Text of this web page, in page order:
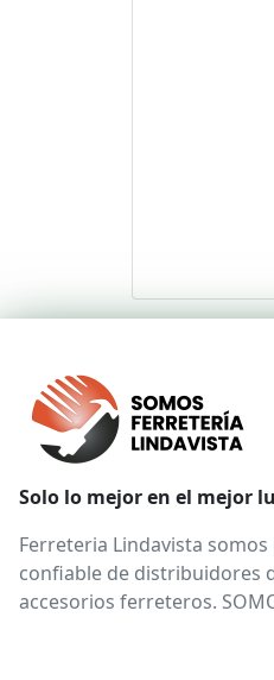
Solo lo mejor en el mejor
Ferreteria Lindavista
confiable de distribuidores
accesorios ferreteros.